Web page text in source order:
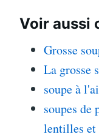
Voir aussi
Grosse
La grosse
soupe à
soupes de
lentilles et